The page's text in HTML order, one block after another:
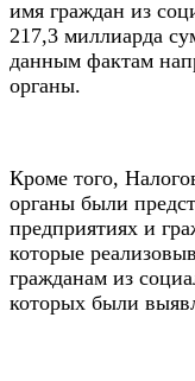
имя граждан из
217,3 миллиарда
данным фактам
органы.
Кроме того,
органы были
предприятиях и
которые
гражданам из
которых были